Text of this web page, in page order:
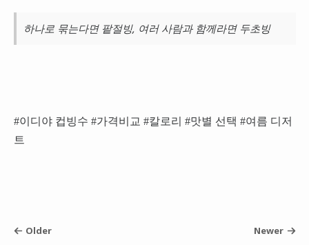
하나로 묶는다면 팥절빙, 여러 사람과 함께라면 두초빙
#이디야 컵빙수 #가격비교 #칼로리 #맛별 선택 #여름 디저
트
Older Newer